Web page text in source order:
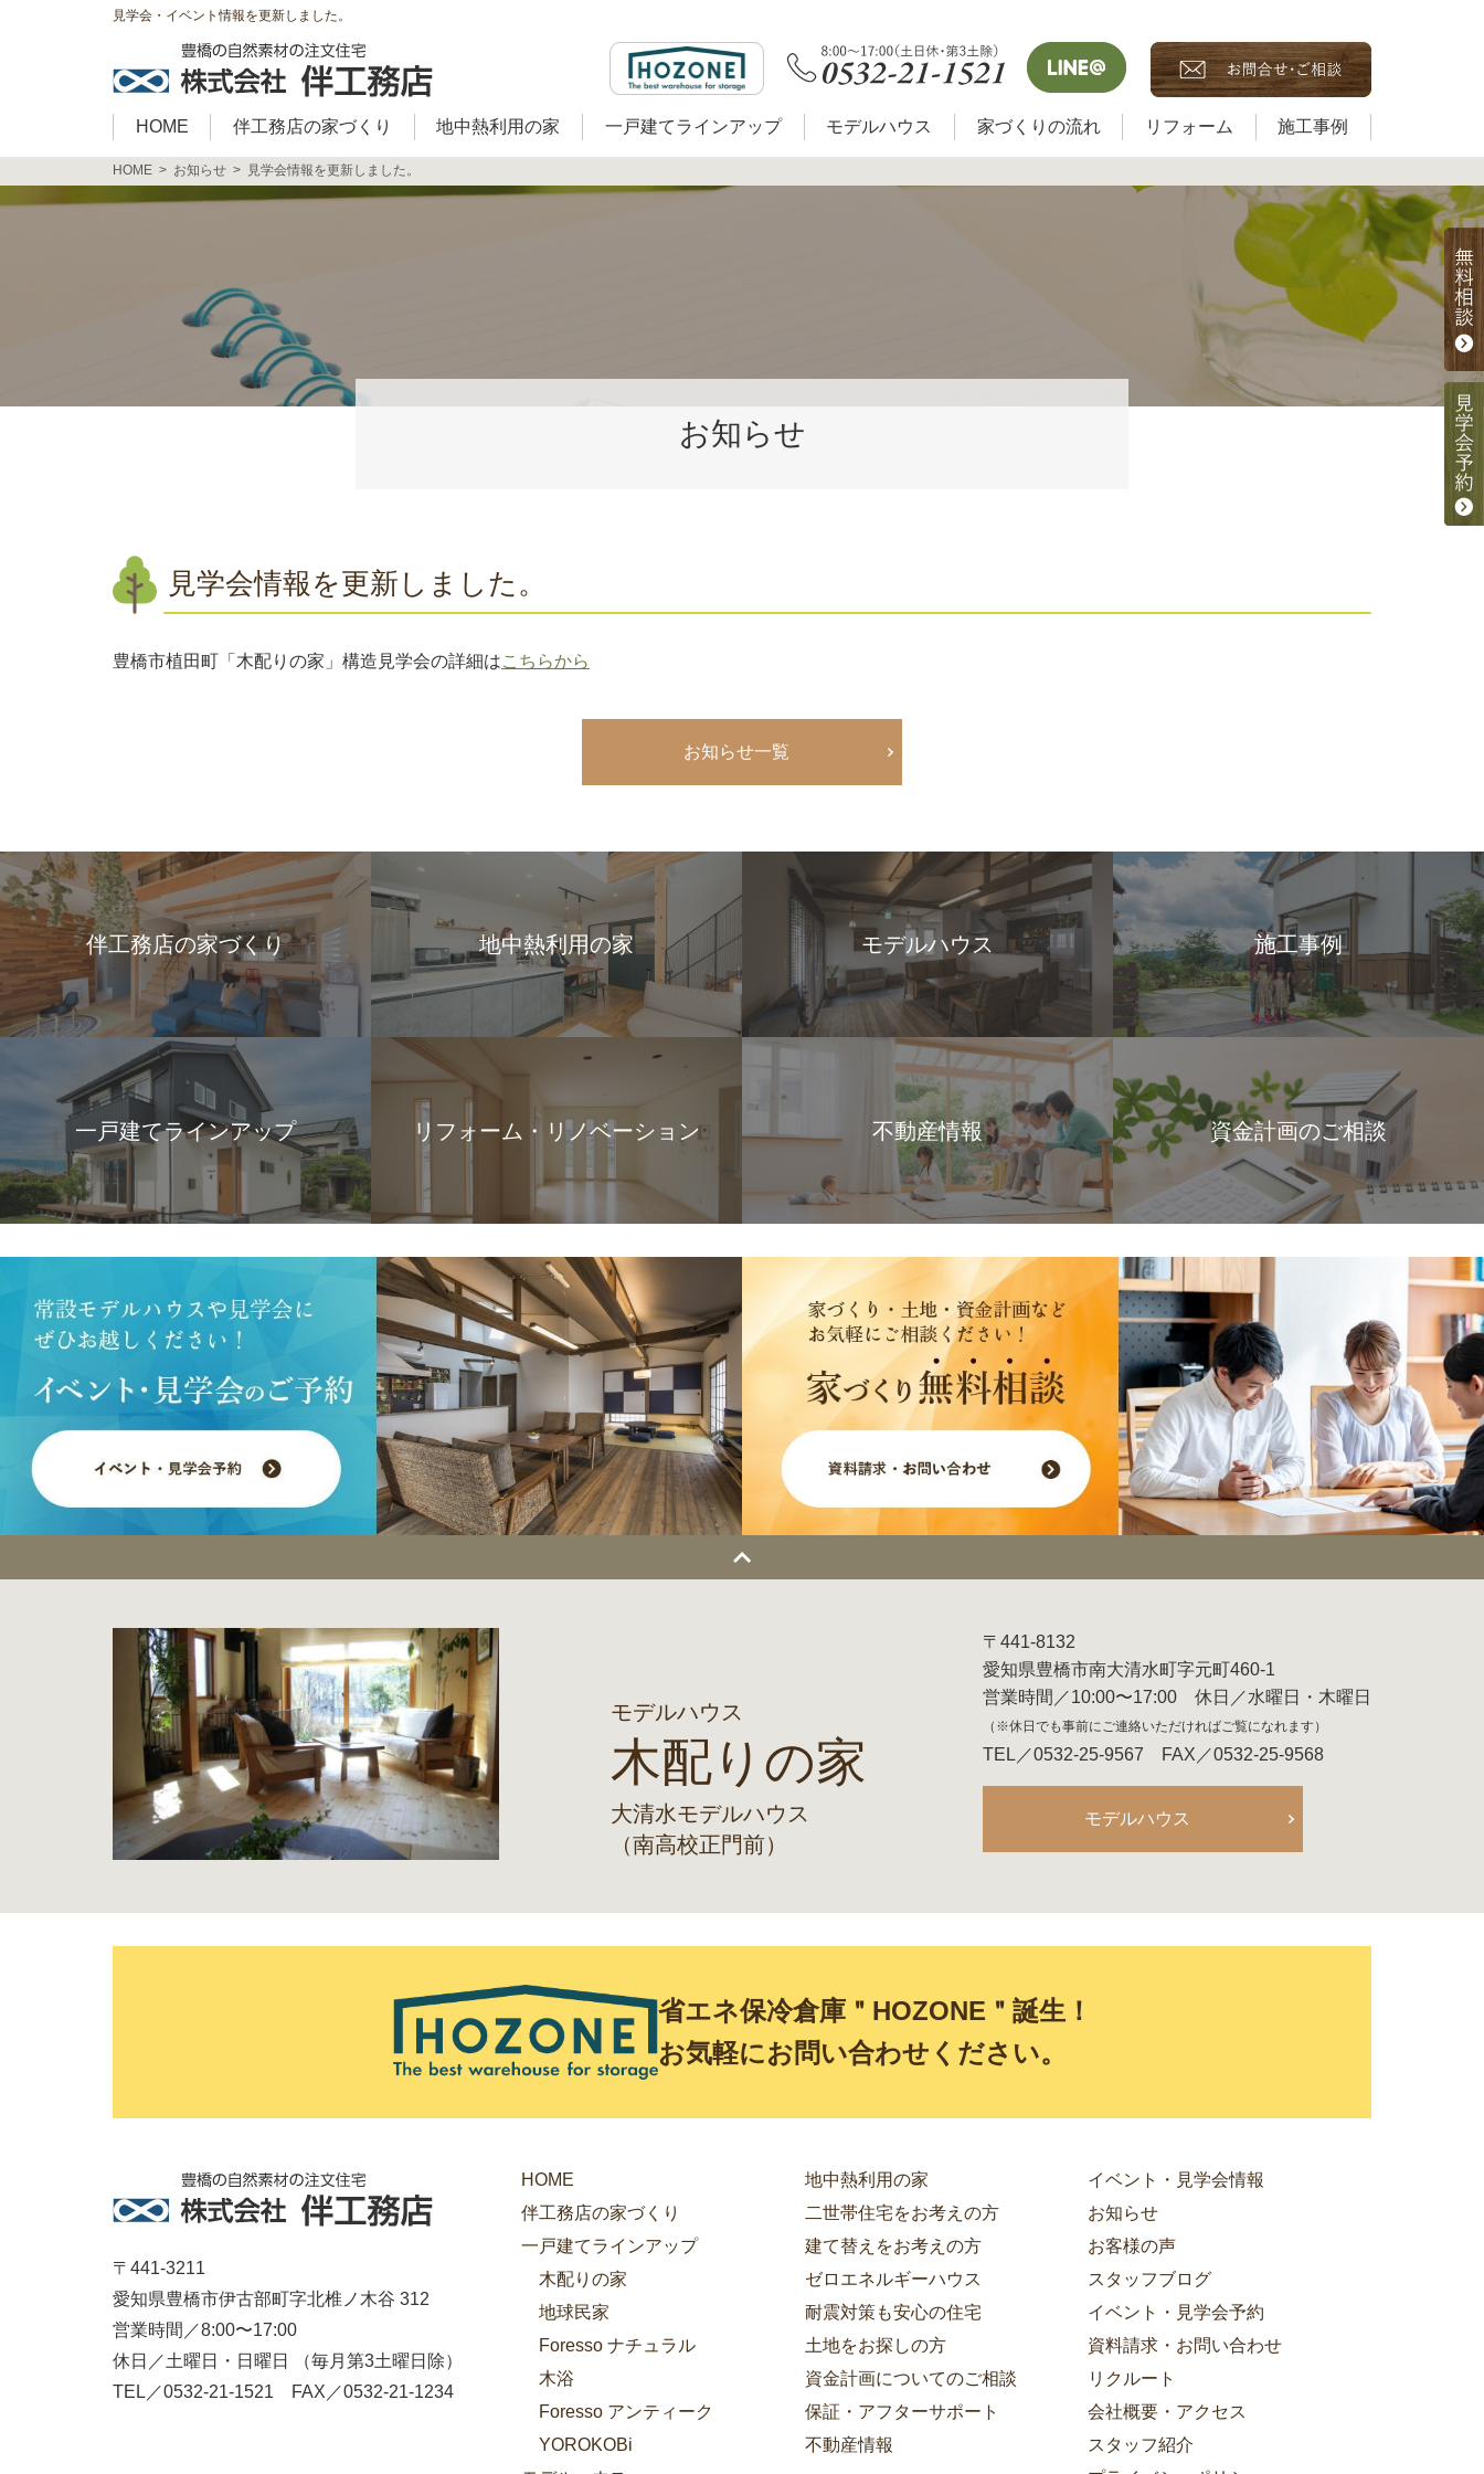
見学会・イベント情報を更新しました。
HOME 伴工務店の家づくり 地中熱利用の家 一戸建てラインアップ モデルハウス 家づくりの流れ リフォーム 施工事例
HOME お知らせ 見学会情報を更新しました。
お知らせ
見学会情報を更新しました。
豊橋市植田町「木配りの家」構造見学会の詳細はこちらから
お知らせ一覧
伴工務店の家づくり 地中熱利用の家 モデルハウス 施工事例
一戸建てラインアップ リフォーム・リノベーション 不動産情報 資金計画のご相談
モデルハウス
木配りの家
大清水モデルハウス
（南高校正門前）
〒441-8132
愛知県豊橋市南大清水町字元町460-1
営業時間／10:00〜17:00 休日／水曜日・木曜日
（※休日でも事前にご連絡いただければご覧になれます）
TEL／0532-25-9567 FAX／0532-25-9568
モデルハウス
省エネ保冷倉庫＂HOZONE＂誕生！
お気軽にお問い合わせください。
〒441-3211
愛知県豊橋市伊古部町字北椎ノ木谷 312
営業時間／8:00〜17:00
休日／土曜日・日曜日 （毎月第3土曜日除）
TEL／0532-21-1521 FAX／0532-21-1234
HOME
伴工務店の家づくり
一戸建てラインアップ
木配りの家
地球民家
Foresso ナチュラル
木浴
Foresso アンティーク
YOROKOBi
地中熱利用の家
二世帯住宅をお考えの方
建て替えをお考えの方
ゼロエネルギーハウス
耐震対策も安心の住宅
土地をお探しの方
資金計画についてのご相談
保証・アフターサポート
不動産情報
イベント・見学会情報
お知らせ
お客様の声
スタッフブログ
イベント・見学会予約
資料請求・お問い合わせ
リクルート
会社概要・アクセス
スタッフ紹介